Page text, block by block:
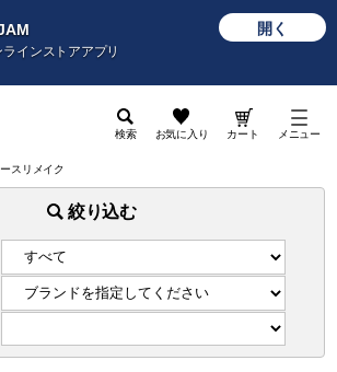
インストアアプリ
開く
検索 お気に入り カート メニュー
スリメイク
絞り込む